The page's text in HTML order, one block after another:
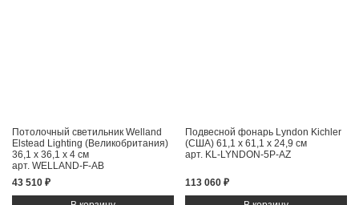
Потолочный светильник Welland
Elstead Lighting (Великобритания)
36,1 x 36,1 x 4 см
арт. WELLAND-F-AB
43 510 ₽
Подвесной фонарь Lyndon Kichler
(США) 61,1 x 61,1 x 24,9 см
арт. KL-LYNDON-5P-AZ
113 060 ₽